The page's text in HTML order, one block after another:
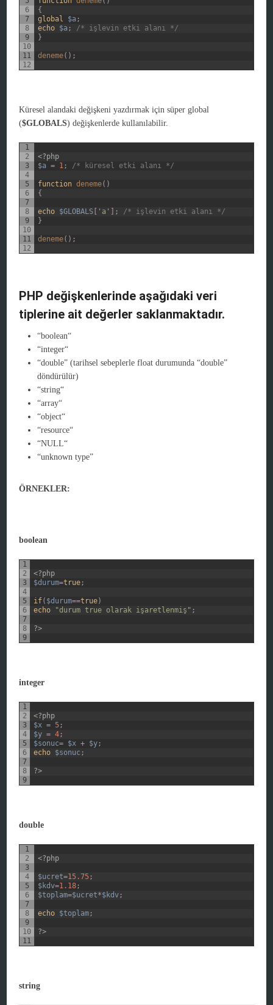
6
7
8
9
10
11
12
{
global
$a;
echo $a ;
/* işlevin etki alanı */
}
deneme( ) ;
Küresel alandaki değişkeni yazdırmak için süper global
($GLOBALS) değişkenlerde kullanılabilir.
1
2
3
4
5
6
7
8
9
10
11
12
<?php
$a = 1; /* küresel etki alanı */
function deneme( )
{
echo $GLOBALS 'a' ;
/* işlevin etki alanı */
}
deneme( ) ;
PHP değişkenlerinde aşağıdaki veri
tiplerine ait değerler saklanmaktadır.
“boolean“
“integer“
“double” (tarihsel sebeplerlefloat durumunda “double”
döndürülür)
“string“
“array“
“object“
“resource“
“NULL“
“unknown type”
ÖRNEKLER:
boolean
1
2
3
4
5
6
7
8
9
<?php
$durum=true;
if( $durum==true)
echo
"durum true olarak işaretlenmiş" ;
?>
integer
1
2
3
4
5
6
7
8
9
<?php
$x = 5;
$y = 4 ;
$sonuc= $x + $y;
echo $sonuc ;
?>
double
1
2
3
4
5
6
7
8
9
10
11
<?php
$ucret=15.75 ;
$kdv=1.18;
$toplam=$ucret*$kdv ;
echo $toplam ;
?>
string